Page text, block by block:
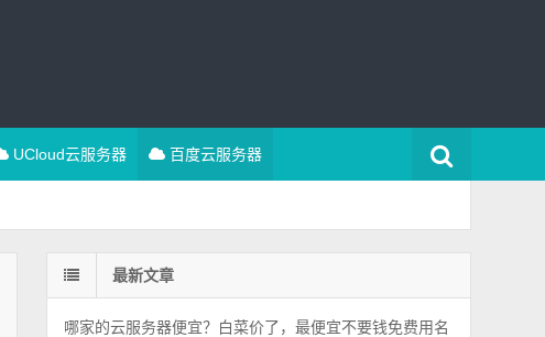
UCloud云服务器 百度云服务器
最新文章
哪家的云服务器便宜？白菜价了，最便宜不要钱免费用名